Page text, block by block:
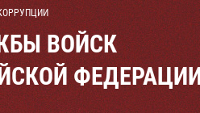
ВОЙСК